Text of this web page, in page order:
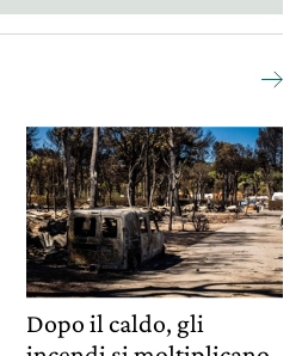
Dopo il caldo, gli